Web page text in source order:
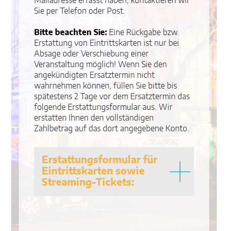
Sie per Telefon oder Post.
Bitte beachten Sie: Eine Rückgabe bzw.
Erstattung von Eintrittskarten ist nur bei
Absage oder Verschiebung einer
Veranstaltung möglich! Wenn Sie den
angekündigten Ersatztermin nicht
wahrnehmen können, füllen Sie bitte bis
spätestens 2 Tage vor dem Ersatztermin das
folgende Erstattungsformular aus. Wir
erstatten Ihnen den vollständigen
Zahlbetrag auf das dort angegebene Konto.
Erstattungsformular für
Eintrittskarten sowie
Streaming-Tickets: